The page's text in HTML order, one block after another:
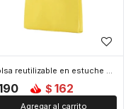
Bolsa reutilizable en estuche color liso - Amarillo
$ 162